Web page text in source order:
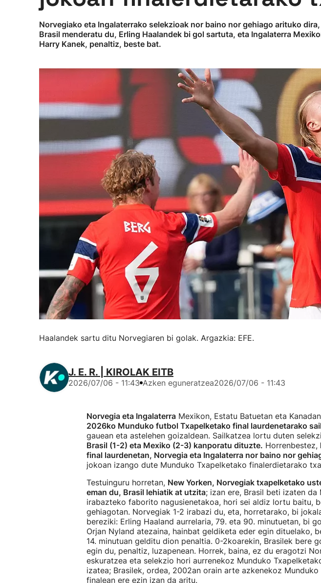
Norvegiako eta Ingalaterrako selekzioak nor baino nor gehiago arituko
Brasil menderatu du, Erling Haalandek bi gol sartuta, eta Ingalaterra
Harry Kanek, penaltiz, beste bat.
Haalandek sartu ditu Norvegiaren bi golak. Argazkia: EFE.
J. E. R. | KIROLAK EITB
2026/07/06 - 11:43 Azken eguneratzea2026/07/06 - 11:43
Norvegia eta Ingalaterra Mexikon, Estatu Batuetan eta
2026ko Munduko futbol Txapelketako final laurdenetarako
gauean eta astelehen goizaldean. Sailkatzea lortu duten
Brasil (1-2) eta Mexiko (2-3) kanporatu dituzte. Horrenbestez,
final laurdenetan, Norvegia eta Ingalaterra nor baino nor
jokoan izango dute Munduko Txapelketako finalerdietarako
Testuinguru horretan, New Yorken, Norvegiak txapelketako
eman du, Brasil lehiatik at utzita; izan ere, Brasil beti izaten da
irabazteko faborito nagusienetakoa, hori sei aldiz lortu baitu,
gehiagotan. Norvegiak 1-2 irabazi du, eta, horretarako, bi
bereziki: Erling Haaland aurrelaria, 79. eta 90. minutuetan, bi
Orjan Nyland atezaina, hainbat geldiketa eder egin dituelako,
14. minutuan gelditu dion penaltia. 0-2koarekin, Brasilek bere
egin du, penaltiz, luzapenean. Horrek, baina, ez du eragotzi
eskuratzea eta selekzio hori aurrenekoz Munduko
izatea; Brasilek, ordea, 2002an orain arte azkenekoz
finalean ere ezin izan da aritu.